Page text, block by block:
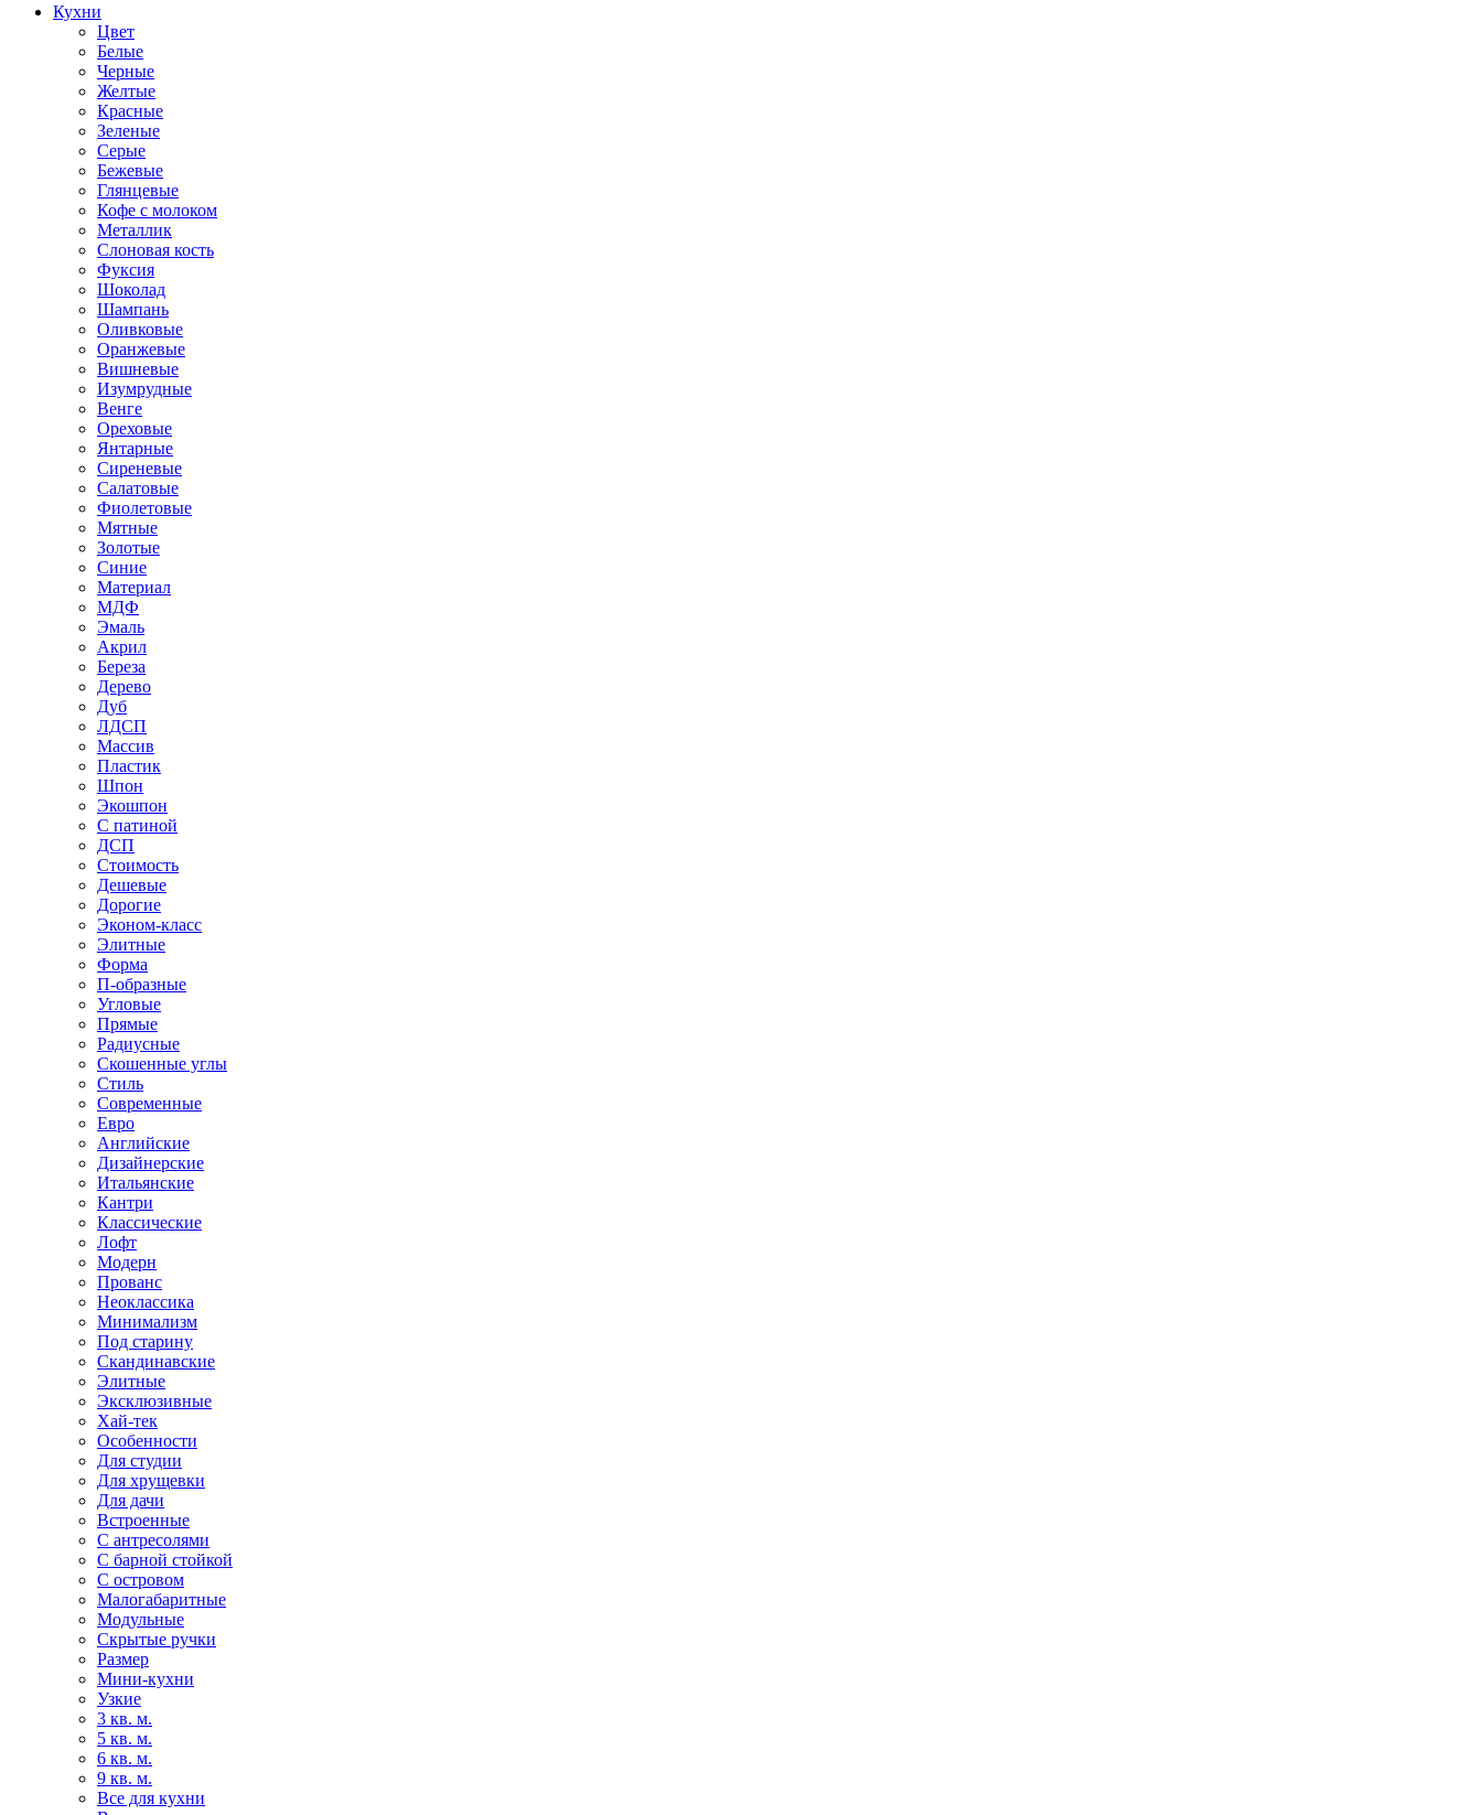
Кухни
Цвет
Белые
Черные
Желтые
Красные
Зеленые
Серые
Бежевые
Глянцевые
Кофе с молоком
Металлик
Слоновая кость
Фуксия
Шоколад
Шампань
Оливковые
Оранжевые
Вишневые
Изумрудные
Венге
Ореховые
Янтарные
Сиреневые
Салатовые
Фиолетовые
Мятные
Золотые
Синие
Материал
МДФ
Эмаль
Акрил
Береза
Дерево
Дуб
ЛДСП
Массив
Пластик
Шпон
Экошпон
С патиной
ДСП
Стоимость
Дешевые
Дорогие
Эконом-класс
Элитные
Форма
П-образные
Угловые
Прямые
Радиусные
Скошенные углы
Стиль
Современные
Евро
Английские
Дизайнерские
Итальянские
Кантри
Классические
Лофт
Модерн
Прованс
Неоклассика
Минимализм
Под старину
Скандинавские
Элитные
Эксклюзивные
Хай-тек
Особенности
Для студии
Для хрущевки
Для дачи
Встроенные
С антресолями
С барной стойкой
С островом
Малогабаритные
Модульные
Скрытые ручки
Размер
Мини-кухни
Узкие
3 кв. м.
5 кв. м.
6 кв. м.
9 кв. м.
Все для кухни